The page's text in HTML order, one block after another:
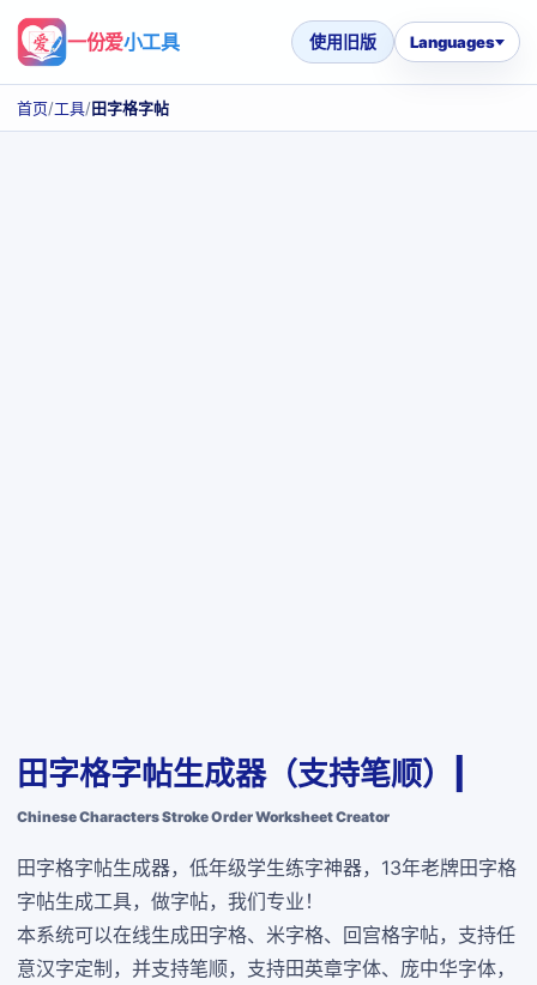
一份爱小工具 使用旧版 Languages
首页/工具/田字格字帖
田字格字帖生成器（支持笔顺）|
Chinese Characters Stroke Order Worksheet Creator
田字格字帖生成器，低年级学生练字神器，13年老牌田字格
字帖生成工具，做字帖，我们专业！
本系统可以在线生成田字格、米字格、回宫格字帖，支持任
意汉字定制，并支持笔顺，支持田英章字体、庞中华字体，